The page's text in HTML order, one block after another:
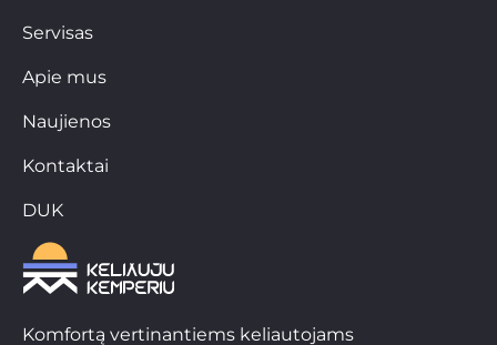
Komfortą vertinantiems keliautojams
Servisas
Apie mus
Naujienos
Kontaktai
DUK